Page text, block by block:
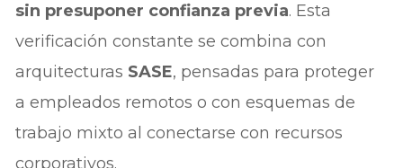
sin presuponer confianza previa. Esta
verificación constante se combina con
arquitecturas SASE, pensadas para proteger
a empleados remotos o con esquemas de
trabajo mixto al conectarse con recursos
corporativos.